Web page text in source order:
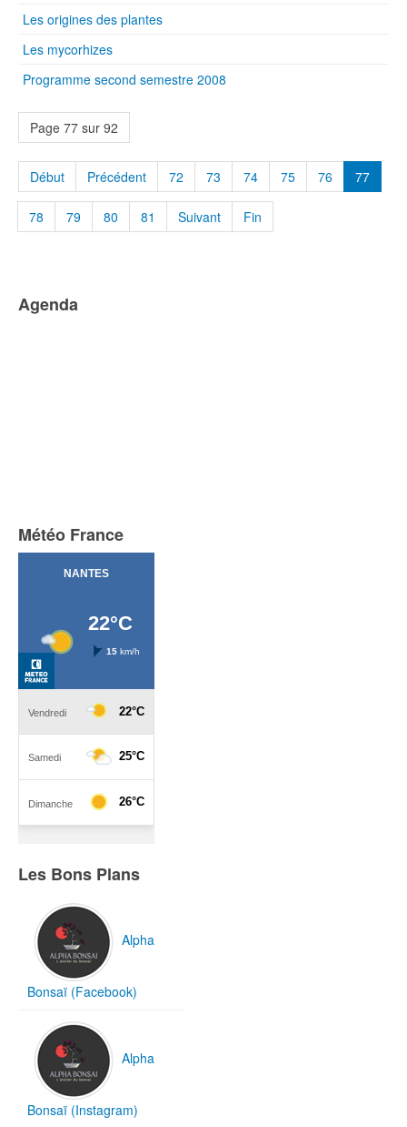
Les origines des plantes
Les mycorhizes
Programme second semestre 2008
Page 77 sur 92
Début Précédent 72 73 74 75 76 77
78 79 80 81 Suivant Fin
Agenda
Météo France
Les Bons Plans
Alpha
Bonsaï (Facebook)
Alpha
Bonsaï (Instagram)